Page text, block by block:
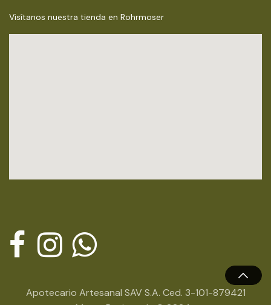
Visítanos nuestra tienda en Rohrmoser
Apotecario Artesanal SAV S.A. Ced. 3-101-879421